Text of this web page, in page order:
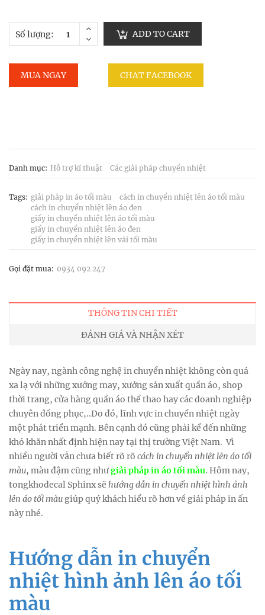
Số lượng: ADD TO CART
MUA NGAY CHAT FACEBOOK
Danh mục: Hỗ trợ kĩ thuật Các giải pháp chuyển nhiệt
Tags: giải pháp in áo tối màu
cách in chuyển nhiệt lên áo tối màu
cách in chuyển nhiệt lên áo đen
giấy in chuyển nhiệt lên áo tối màu
giấy in chuyển nhiệt lên áo đen
giấy in chuyển nhiệt lên vải tối màu
Gọi đặt mua: 0934 092 247
THÔNG TIN CHI TIẾT
ĐÁNH GIÁ VÀ NHẬN XÉT
Ngày nay, ngành công nghệ in chuyển nhiệt không còn quá
xa lạ với những xưởng may, xưởng sản xuất quần áo, shop
thời trang, cửa hàng quần áo thể thao hay các doanh nghiệp
chuyên đồng phục,..Do đó, lĩnh vực in chuyển nhiệt ngày
một phát triển mạnh. Bên cạnh đó cũng phải kể đến những
khó khăn nhất định hiện nay tại thị trường Việt Nam. Vì
nhiều người vẫn chưa biết rõ rõ cách in chuyển nhiệt lên áo tối
màu, màu đậm cũng nhưgiải pháp in áo tối màu. Hôm nay,
tongkhodecal Sphinx sẽ hướng dẫn in chuyển nhiệt hình ảnh
lên áo tối màu giúp quý khách hiểu rõ hơn về giải pháp in ấn
này nhé.
Hướng dẫn in chuyển
nhiệt hình ảnh lên áo tối
màu